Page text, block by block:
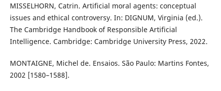
MISSELHORN, Catrin. Artificial moral agents: conceptual
issues and ethical controversy. In: DIGNUM, Virginia (ed.).
The Cambridge Handbook of Responsible Artificial
Intelligence. Cambridge: Cambridge University Press, 2022.
MONTAIGNE, Michel de. Ensaios. São Paulo: Martins Fontes,
2002 [1580–1588].